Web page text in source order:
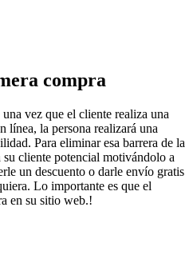
compra
vez que el cliente realiza una
línea, la persona realizará una
Para eliminar esa barrera de la
cliente potencial motivándolo a
un descuento o darle envío gratis
Lo importante es que el
en su sitio web.!